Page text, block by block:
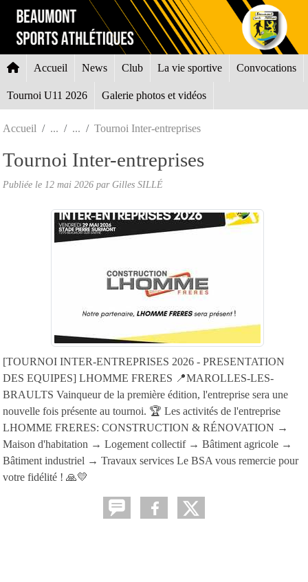
Accueil News Club La vie sportive Convocations
Tournoi U11 2026 Galerie photos et vidéos
Accueil Tournoi Inter-entreprises
Tournoi Inter-entreprises
Publiée le 12 mai 2026 par Gilles SILLÉ
[TOURNOI INTER-ENTREPRISES 2026 - PRESENTATION
DES EQUIPES] LHOMME FRERES 📍MAROLLES-LES-
BRAULTS Vainqueur de la première édition, l'entreprise sera une
nouvelle fois présente au tournoi. 🏆 Les activités de l'entreprise
LHOMME FRERES: CONSTRUCTION & RÉNOVATION →
Maison d'habitation → Logement collectif → Bâtiment agricole →
Bâtiment industriel → Travaux services Le BSA vous remercie pour
votre fidélité ! 🙏💛
Panneau de gestion des cookies